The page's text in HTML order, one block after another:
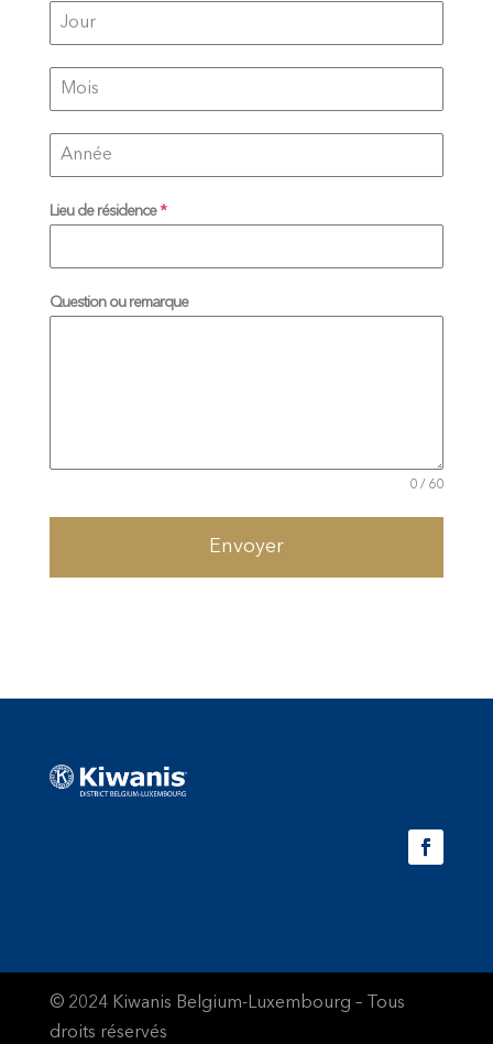
Lieu de résidence *
Question ou remarque
0 / 60
Envoyer
© 2024 Kiwanis Belgium-Luxembourg – Tous
droits réservés